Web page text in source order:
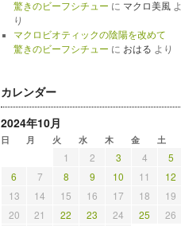
驚きのビーフシチュー に マクロ美風よ
り
マクロビオティックの陰陽を改めて
驚きのビーフシチュー に おはる より
カレンダー
2024年10月
日 月 火 水 木 金 土
1 2 3 4
5
6
7 8 9 10 11
12
13
14 15 16 17 18
19
20
21 22 23 24 25
26